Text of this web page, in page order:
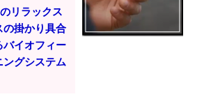
リラックス
の掛かり具合
バイオフィー
ングシステム